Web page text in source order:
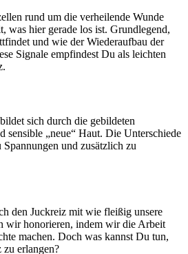
rund um die verheilende Wunde
was hier gerade los ist. Grundlegend,
und wie der Wiederaufbau der
Signale empfindest Du als leichten
sich durch die gebildeten
sensible „neue“ Haut. Die Unterschiede
und zusätzlich zu
den Juckreiz mit wie fleißig unsere
wir honorieren, indem wir die Arbeit
machen. Doch was kannst Du tun,
erlangen?